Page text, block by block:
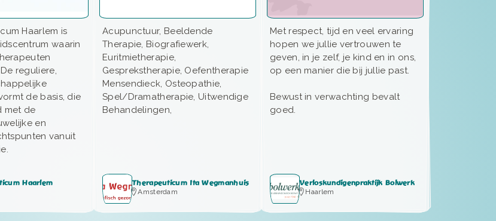
Haarlem is
waarin
reguliere,
de basis, die
met de
en
vanuit
Haarlem
Acupunctuur, Beeldende
Therapie, Biografiewerk,
Euritmietherapie,
Gesprekstherapie, Oefentherapie
Mensendieck, Osteopathie,
Spel/Dramatherapie, Uitwendige
Behandelingen,
Therapeuticum Ita Wegmanhuis
Amsterdam
Met respect, tijd en veel ervaring
hopen we jullie vertrouwen te
geven, in je zelf, je kind en in ons,
op een manier die bij jullie past.
Bewust in verwachting bevalt
goed.
Verloskundigenpraktijk Bolwerk
Haarlem